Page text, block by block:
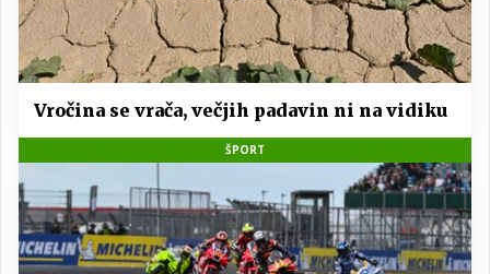
Vročina se vrača, večjih padavin ni na vidiku
ŠPORT